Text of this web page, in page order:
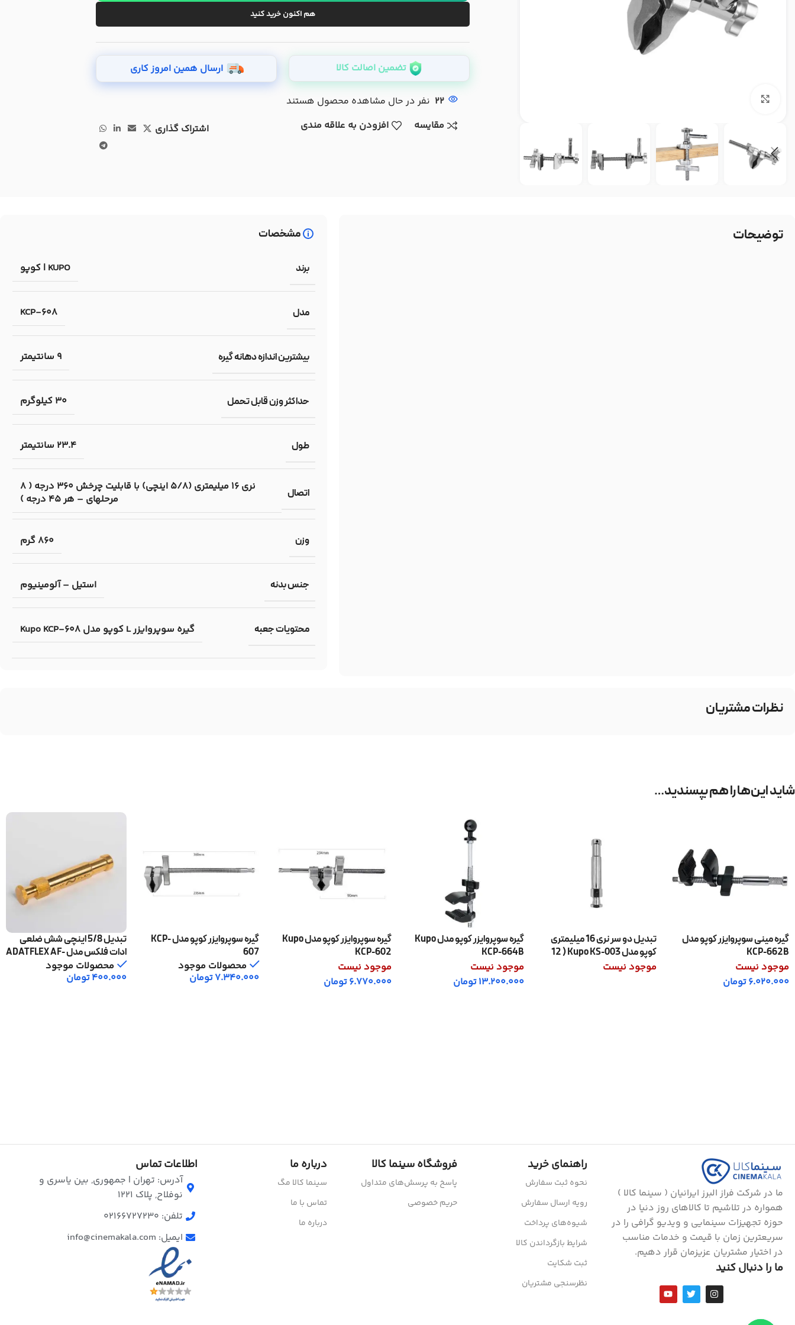
هم اکنون خرید کنید
تضمین اصالت کالا ارسال همین امروز کاری
22 نفر در حال مشاهده محصول هستند
مقایسه
افزودن به علاقه مندی اشتراک گذاری
توضیحات مشخصات
برند KUPO | کوپو
مدل KCP-608
بیشترین اندازه دهانه گیره 9 سانتیمتر
حداکثر وزن قابل تحمل 30 کیلوگرم
طول 23.4 سانتیمتر
اتصال
نری 16 میلیمتری (5/8 اینچی) با قابلیت چرخش 360 درجه ( 8
مرحلهای – هر 45 درجه )
وزن 860 گرم
جنس بدنه استیل – آلومینیوم
محتویات جعبه گیره سوپروایزر L کوپو مدل Kupo KCP-608
نظرات مشتریان
شاید این‌ها را هم بپسندید…
گیره مینی سوپروایزر کوپو مدل
KCP-662B
موجود نیست
6.020.000تومان
تبدیل دو سر نری 16 میلیمتری
کوپو مدل Kupo KS-003 ( 12
سانتیمتری )
موجود نیست
گیره سوپروایزر کوپو مدل Kupo
KCP-664B
موجود نیست
13.200.000تومان
گیره سوپروایزر کوپو مدل Kupo
KCP-602
موجود نیست
6.770.000تومان
گیره سوپروایزر کوپو مدل KCP-
607
محصولات موجود
7.340.000تومان
تبدیل 5/8 اینچی شش ضلعی
ادات فلکس مدل ADATFLEX AF-
003محصولات موجود
400.000تومان
ما در شرکت فراز البرز ایرانیان ( سینما کالا )
همواره در تلاشیم تا کالاهای روز دنیا در
حوزه تجهیزات سینمایی و ویدیو گرافی را در
سریعترین زمان با قیمت و خدمات مناسب
در اختیار مشتریان عزیزمان قرار دهیم.
ما را دنبال کنید
راهنمای خرید
نحوه ثبت سفارش
رویه ارسال سفارش
شیوه‌های پرداخت
شرایط بازگرداندن کالا
ثبت شکایت
نظرسنجی مشتریان
فروشگاه سینما کالا
پاسخ به پرسش‌های متداول
حریم خصوصی
درباره ما
سینما کالا مگ
تماس با ما
درباره ما
اطلاعات تماس
آدرس: تهران | جمهوری, بین یاسری و
نوفلاح, پلاک ۱۲۲۱
تلفن: 02166727230
ایمیل: info@cinemakala.com